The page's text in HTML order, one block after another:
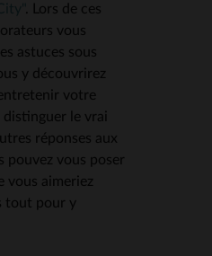
. Lors de ces
vous
astuces sous
y découvrirez
votre
distinguer le vrai
réponses aux
pouvez vous poser
vous aimeriez
tout pour y